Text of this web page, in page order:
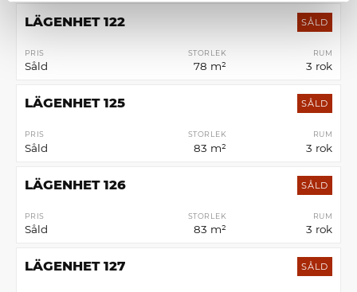
LÄGENHET 122
PRIS
Såld
STORLEK
78 m²
RUM
3 rok
SÅLD
LÄGENHET 125
PRIS
Såld
STORLEK
83 m²
RUM
3 rok
SÅLD
LÄGENHET 126
PRIS
Såld
STORLEK
83 m²
RUM
3 rok
SÅLD
LÄGENHET 127 SÅLD